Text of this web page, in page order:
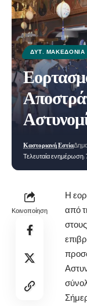
ΔΥΤ. ΜΑΚΕΔΟΝΊΑ
Τελευταία ενημέρωση:
Καστοριανή Εστία
Κοινοποίηση
Η
από